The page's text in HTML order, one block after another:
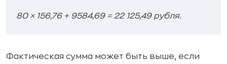
80 × 156,76 + 9584,69 = 22 125,49 рубля.
Фактическая сумма может быть выше, если